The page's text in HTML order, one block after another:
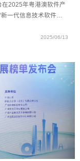
2025年粤港澳软件产
一代信息技术软件产
广东软件风云榜评选由
2025/06/13